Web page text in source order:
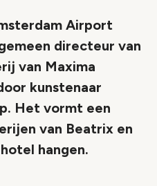
Airport
directeur van
van Maxima
kunstenaar
Het vormt een
van Beatrix en
hangen.